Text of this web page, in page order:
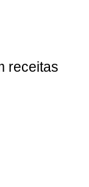
receitas